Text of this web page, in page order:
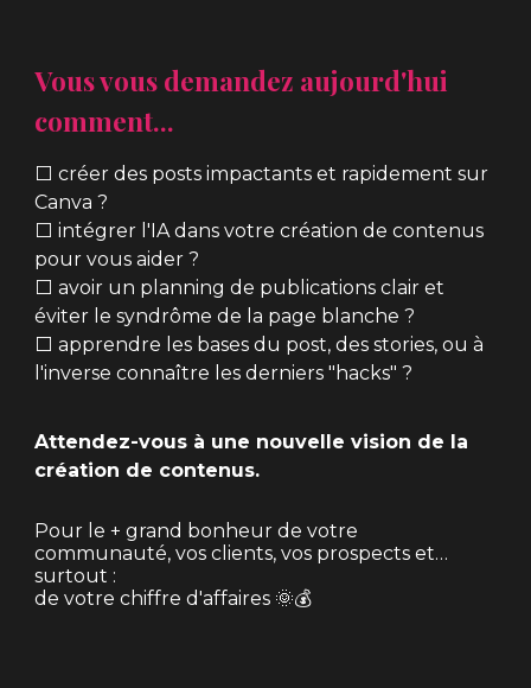
Vous vous demandez aujourd'hui
comment...
⬜ créer des posts impactants et rapidement sur
Canva ?
⬜ intégrer l'IA dans votre création de contenus
pour vous aider ?
⬜ avoir un planning de publications clair et
éviter le syndrôme de la page blanche ?
⬜ apprendre les bases du post, des stories, ou à
l'inverse connaître les derniers "hacks" ?
Attendez-vous à une nouvelle vision de la
création de contenus.
Pour le + grand bonheur de votre
communauté, vos clients, vos prospects et…
surtout :
de votre chiffre d'affaires 🌞💰